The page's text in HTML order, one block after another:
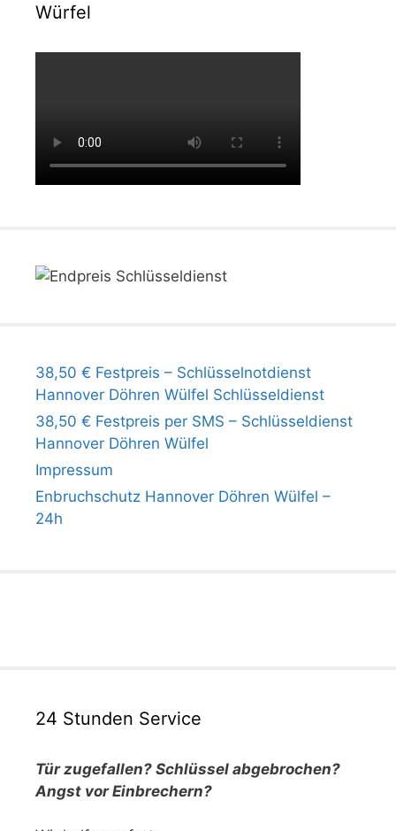
Würfel
38,50 € Festpreis – Schlüsselnotdienst
Hannover Döhren Wülfel Schlüsseldienst
38,50 € Festpreis per SMS – Schlüsseldienst
Hannover Döhren Wülfel
Impressum
Enbruchschutz Hannover Döhren Wülfel –
24h
24 Stunden Service
Tür zugefallen? Schlüssel abgebrochen?
Angst vor Einbrechern?